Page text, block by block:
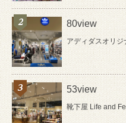
80view
アディダスオリ
53view
靴下屋 Life and